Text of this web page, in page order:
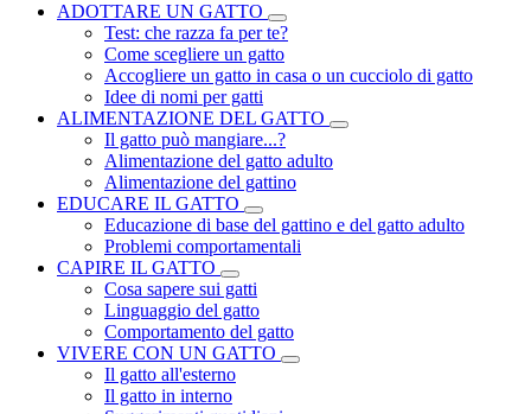
ADOTTARE UN GATTO
Test: che razza fa per te?
Come scegliere un gatto
Accogliere un gatto in casa o un cucciolo di gatto
Idee di nomi per gatti
ALIMENTAZIONE DEL GATTO
Il gatto può mangiare...?
Alimentazione del gatto adulto
Alimentazione del gattino
EDUCARE IL GATTO
Educazione di base del gattino e del gatto adulto
Problemi comportamentali
CAPIRE IL GATTO
Cosa sapere sui gatti
Linguaggio del gatto
Comportamento del gatto
VIVERE CON UN GATTO
Il gatto all'esterno
Il gatto in interno